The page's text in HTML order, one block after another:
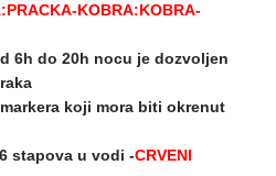
KOBRA:KOBRA-
6h do 20h nocu je dozvoljen
koji mora biti okrenut
stapova u vodi -CRVENI